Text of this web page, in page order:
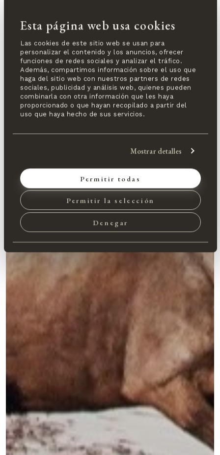
Esta página web usa cookies
Las cookies de este sitio web se usan para
personalizar el contenido y los anuncios, ofrecer
funciones de redes sociales y analizar el tráfico.
Además, compartimos información sobre el uso que
haga del sitio web con nuestros partners de redes
sociales, publicidad y análisis web, quienes pueden
combinarla con otra información que les haya
proporcionado o que hayan recopilado a partir del
uso que haya hecho de sus servicios.
Mostrar detalles
Permitir todas
Permitir la selección
Denegar